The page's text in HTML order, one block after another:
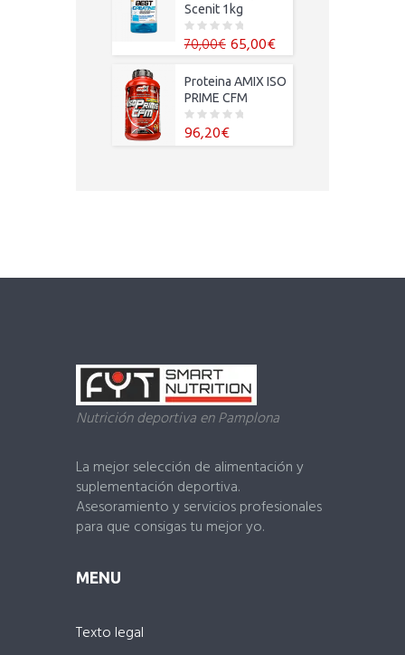
Scenit 1kg
0
o
o
f
5
70,00€ El
precio
original
era:
70,00€.
65,00€El
precio
actual
Proteina AMIX ISO
PRIME CFM
0
o
96,20€
Nutrición deportiva en Pamplona
La mejor selección de alimentación y
suplementación deportiva.
Asesoramiento y servicios profesionales
para que consigas tu mejor yo.
MENU
Texto legal